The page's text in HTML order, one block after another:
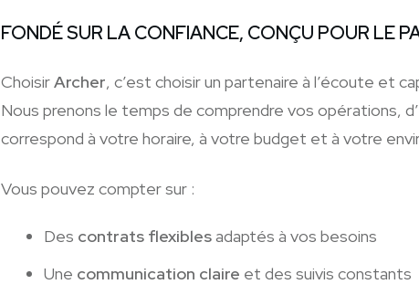
FONDÉ SUR LA CONFIANCE, CONÇU POUR LE
ChoisirArcher, c’est choisir un partenaire à l’écoute et
Nous prenons le temps de comprendre vos opérations,
correspond à votre horaire, à votre budget et à votre
Vous pouvez compter sur :
Des contrats flexiblesadaptés à vos besoins
Une communication claire et des suivis constants